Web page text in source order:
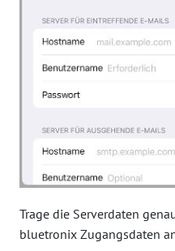
Trage die Serverdaten
bluetronix Zugangsdaten